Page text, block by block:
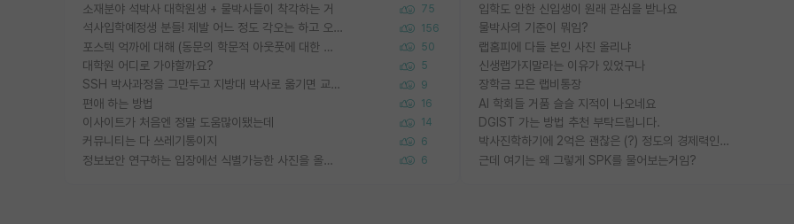
소재분야 석박사 대학원생 + 물박사들이 착각하는 거 75
석사입학예정생 분들! 제발 어느 정도 각오는 하고 오세요. 156
포스텍 억까에 대해 (동문의 학문적 아웃풋에 대한 반박) 50
대학원 어디로 가야할까요? 5
SSH 박사과정을 그만두고 지방대 박사로 옮기면 교수의 꿈은 끝일까요? 9
편애 하는 방법 16
이사이트가 처음엔 정말 도움많이됐는데 14
커뮤니티는 다 쓰레기통이지 6
정보보안 연구하는 입장에선 식별가능한 사진을 올리는건 비추이긴함 6
입학도 안한 신입생이 원래 관심을 받나요
물박사의 기준이 뭐임?
랩홈피에 다들 본인 사진 올리냐
신생랩가지말라는 이유가 있었구나
장학금 모은 랩비통장
AI 학회들 거품 슬슬 지적이 나오네요
DGIST 가는 방법 추천 부탁드립니다.
박사진학하기에 2억은 괜찮은 (?) 정도의 경제력인가요
근데 여기는 왜 그렇게 SPK를 물어보는거임?